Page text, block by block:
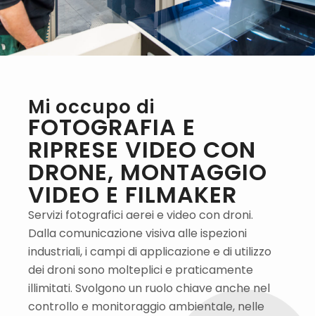
Mi occupo di
FOTOGRAFIA E
RIPRESE VIDEO CON
DRONE, MONTAGGIO
VIDEO E FILMAKER
Servizi fotografici aerei e video con droni.
Dalla comunicazione visiva alle ispezioni
industriali, i campi di applicazione e di utilizzo
dei droni sono molteplici e praticamente
illimitati. Svolgono un ruolo chiave anche nel
controllo e monitoraggio ambientale, nelle